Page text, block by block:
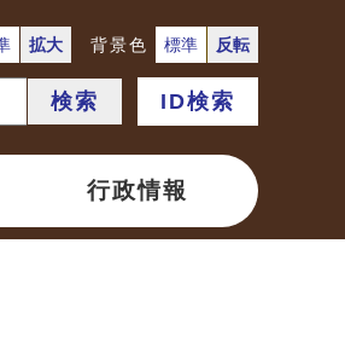
拡大 背景色 標準 反転
検索 ID検索
行政情報